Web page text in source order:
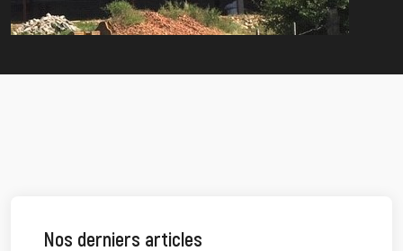
Nos derniers articles